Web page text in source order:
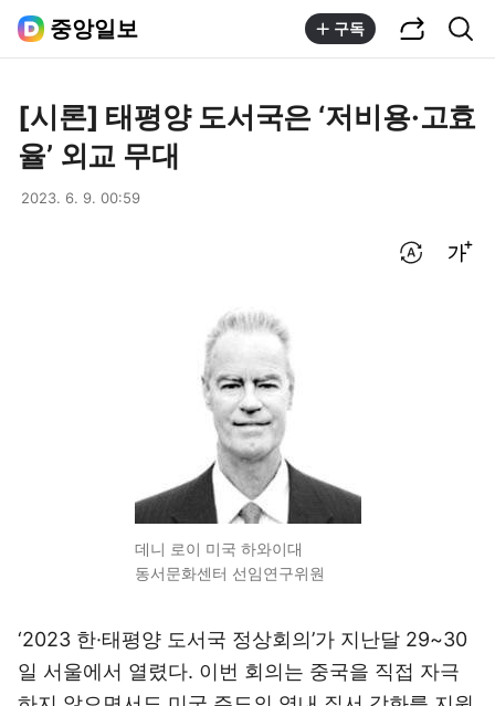
중앙일보 구독
[시론] 태평양 도서국은 ‘저비용·고효
율’ 외교 무대
2023. 6. 9. 00:59
데니 로이 미국 하와이대
동서문화센터 선임연구위원
‘2023 한·태평양 도서국 정상회의’가 지난달 29~30
일 서울에서 열렸다. 이번 회의는 중국을 직접 자극